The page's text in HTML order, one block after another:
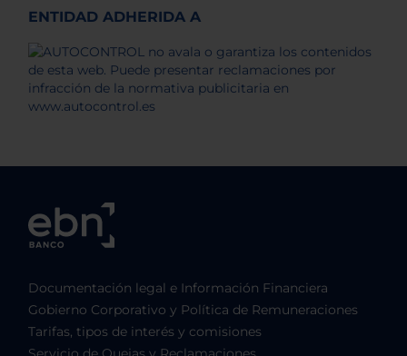
ENTIDAD ADHERIDA A
Documentación legal e Información Financiera
Gobierno Corporativo y Política de Remuneraciones
Tarifas, tipos de interés y comisiones